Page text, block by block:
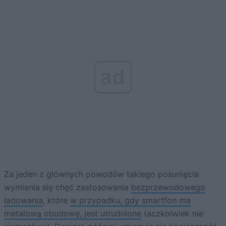
Za jeden z głównych powodów takiego posunięcia
wymienia się chęć zastosowania bezprzewodowego
ładowania, które w przypadku, gdy smartfon ma
metalową obudowę, jest utrudnione (aczkolwiek nie